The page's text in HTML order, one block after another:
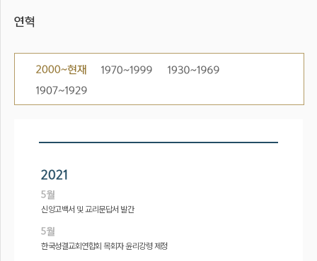
신앙고백서 및 교리문답서 발간
한국성결교회연합회 목회자 윤리강령 제정